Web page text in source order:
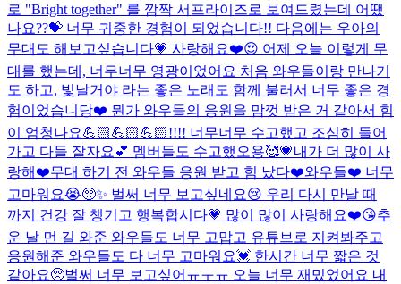
로 "Bright together" 를 깜짝 서프라이즈로 보여드렸는데 어땠
나요??💝 너무 귀중한 경험이 되었습니다!! 다음에는 우아의
무대도 해보고싶습니다💗 사랑해요❤️😍 어제 오늘 이렇게 무
대를 했는데, 너무너무 영광이었어요 처음 와우들이랑 만나기
도 하고, 빛날거야 라는 좋은 노래도 함께 불러서 너무 좋은 경
험이었습니당❤️ 뭔가 와우들의 응원을 맘껏 받은 거 같아서 힘
이 엄청나요💪🏻💪🏻💪🏻!!!! 너무너무 수고했고 조심히 들어
가고 다들 잘자요💕 멤버들도 수고했오용🥰💗내가 더 많이 사
랑해❤️무대 하기 전 와우들 응원 받고 힘 났다❤️와우들❤️ 너무
고마워요😭🥺✨ 벌써 너무 보고싶네요😢 우리 다시 만날 때
까지 건강 잘 챙기고 행복합시다💗 많이 많이 사랑해요❤️😘추
운 날 먼 길 와준 와우들도 너무 고맙고 유튜브로 지켜봐주고
응원해준 와우들도 다 너무 고마워요💓 한시간 너무 짧은 것
같아요🥺벌써 너무 보고싶어ㅠㅜㅠ 오늘 너무 재밌었어요 내